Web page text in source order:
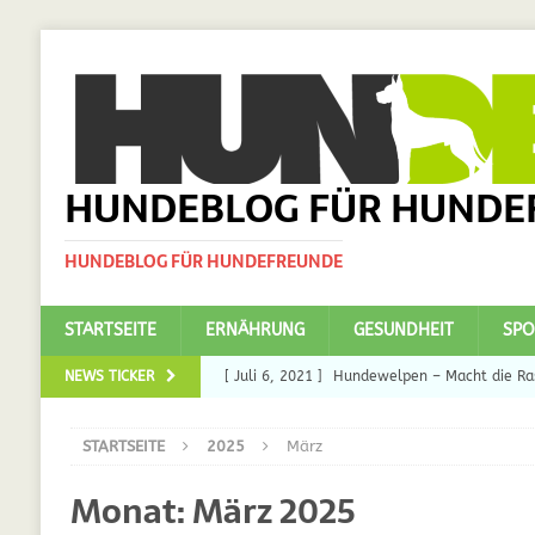
HUNDEBLOG FÜR
HUNDEBLOG FÜR HUNDEFREUNDE
STARTSEITE ERNÄHRUNG GESUNDHEIT
NEWS TICKER [ Juli 6, 2021 ] Hundewelpen – Macht die
[ März 30, 2021 ] Nahrungsergänzungen für
STARTSEITE 2025 März
Monat:März 2025